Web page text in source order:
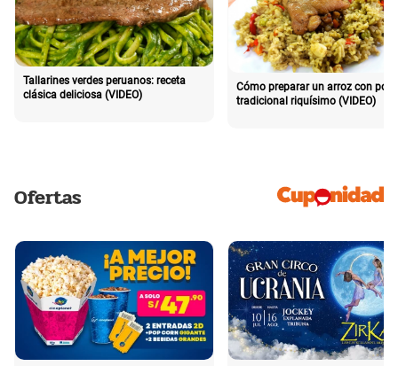
Tallarines verdes peruanos: receta
clásica deliciosa (VIDEO)
Cómo preparar un arroz con pollo
tradicional riquísimo (VIDEO)
Ofertas